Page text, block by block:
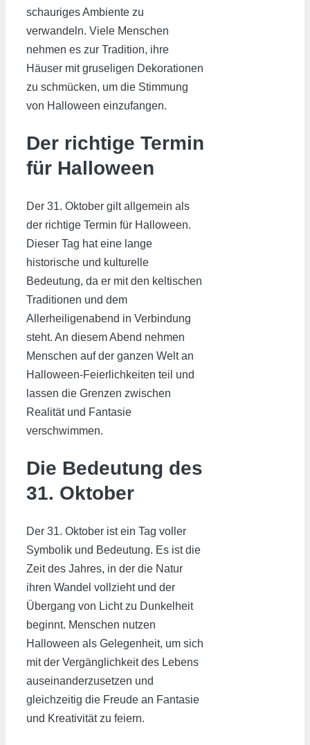
schauriges Ambiente zu
verwandeln. Viele Menschen
nehmen es zur Tradition, ihre
Häuser mit gruseligen Dekorationen
zu schmücken, um die Stimmung
von Halloween einzufangen.
Der richtige Termin
für Halloween
Der 31. Oktober gilt allgemein als
der richtige Termin für Halloween.
Dieser Tag hat eine lange
historische und kulturelle
Bedeutung, da er mit den keltischen
Traditionen und dem
Allerheiligenabend in Verbindung
steht. An diesem Abend nehmen
Menschen auf der ganzen Welt an
Halloween-Feierlichkeiten teil und
lassen die Grenzen zwischen
Realität und Fantasie
verschwimmen.
Die Bedeutung des
31. Oktober
Der 31. Oktober ist ein Tag voller
Symbolik und Bedeutung. Es ist die
Zeit des Jahres, in der die Natur
ihren Wandel vollzieht und der
Übergang von Licht zu Dunkelheit
beginnt. Menschen nutzen
Halloween als Gelegenheit, um sich
mit der Vergänglichkeit des Lebens
auseinanderzusetzen und
gleichzeitig die Freude an Fantasie
und Kreativität zu feiern.